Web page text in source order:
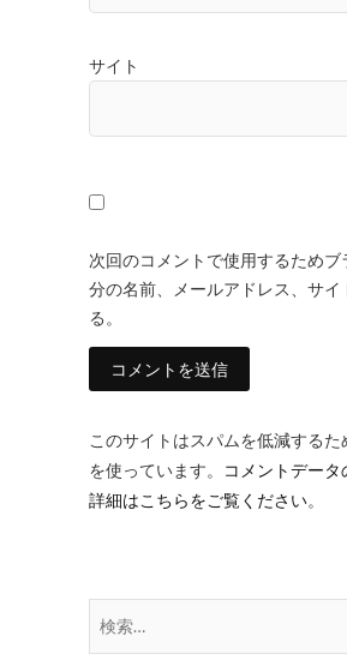
サイト
次回のコメントで使用するためブ
分の名前、メールアドレス、サイ
る。
このサイトはスパムを低減する
を使っています。
コメントデー
詳細はこちらをご覧ください。